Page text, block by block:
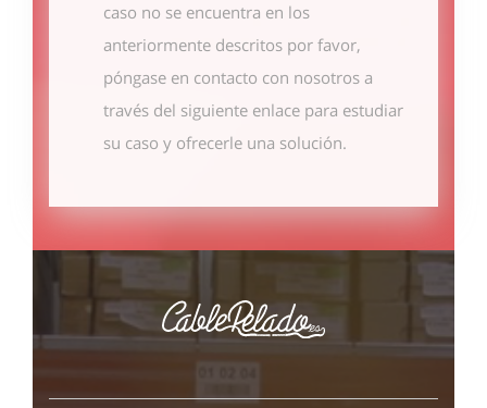
caso no se encuentra en los
anteriormente descritos por favor,
póngase en contacto con nosotros a
través del siguiente enlace para estudiar
su caso y ofrecerle una solución.